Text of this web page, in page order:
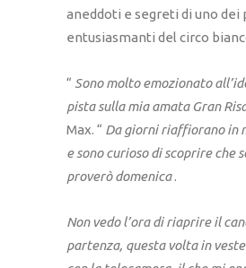
aneddoti e segreti di uno dei
entusiasmanti del circo
“ Sono molto emozionato
pista sulla mia amata Gran
Max. “ Da giorni riaffiorano in
e sono curioso di scoprire che
proverò domenica.
Non vedo l’ora di riaprire il
partenza, questa volta in